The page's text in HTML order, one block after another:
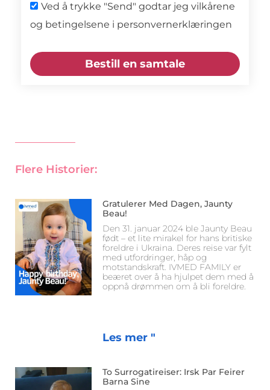
Ved å trykke "Send" godtar jeg vilkårene
og betingelsene i personvernerklæringen
Bestill en samtale
Flere Historier:
Gratulerer Med Dagen, Jaunty
Beau!
Den 31. januar 2024 ble Jaunty Beau
født – et lite mirakel for hans britiske
foreldre i Ukraina. Deres reise var fylt
med utfordringer, håp og
motstandskraft. IVMED FAMILY er
beæret over å ha hjulpet dem med å
oppnå drømmen om å bli foreldre.
Les mer "
To Surrogatireiser: Irsk Par Feirer
Barna Sine